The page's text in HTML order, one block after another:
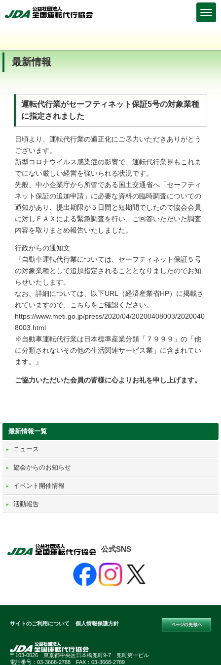
最新情報
運転代行業がセーフティネット保証5号の対象業種
に指定されました
日頃より、運転代行業の適正化にご尽力いただきありがとう
ございます。
新型コロナウイルス感染症の影響で、運転代行業界もこれま
でにない厳しい経営を強いられる状況です。
先般、中小企業庁から所管である国土交通省へ「セーフティ
ネット保証の追加申請」に必要な資料の臨時調査についての
通知があり、提出期限が５日間と短期間でしたので協会会員
に対しＦＡＸによる緊急調査を行い、ご回答いただいた調査
内容を取りまとめ報告いたしました。
行政からの通知文
『自動車運転代行業については、セーフティネット保証５号
の対象業種として追加指定されることとなりましたのでお知
らせいたします。
なお、詳細については、以下URL（経済産業省HP）に掲載さ
れていますので、こちらをご確認ください。
https://www.meti.go.jp/press/2020/04/20200408003/2020040
8003.html
※自動車運転代行業は日本標準産業分類「７９９９」の「他
に分類されないその他の生活関連サービス業」に含まれてい
ます。』
ご協力いただいた会員の皆様に心よりお礼を申し上げます。
最新情報一覧
ニュース
協会からのお知らせ
イベント開催情報
活動報告
公式SNS
サイトのご利用について 個人情報保護方針
〒103-0026 東京都中央区日本橋兜町9-7 兜町第一ビル
電話番号：03-3668-2788 FAX：03-3668-2789